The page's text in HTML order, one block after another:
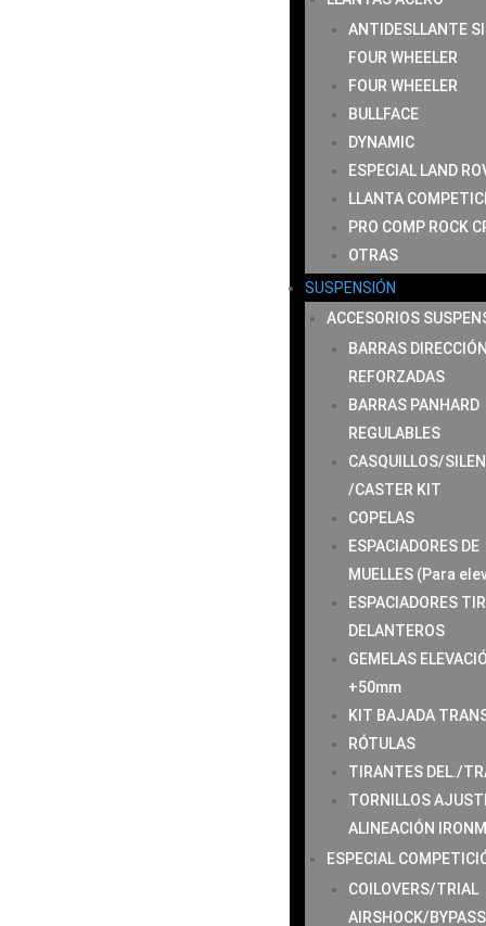
ANTIDESLLANTE
FOUR WHEELER
FOUR WHEELER
BULLFACE
DYNAMIC
ESPECIAL LAND
LLANTA
PRO COMP ROCK
OTRAS
SUSPENSIÓN
ACCESORIOS
BARRAS DIRECCIÓN
REFORZADAS
BARRAS PANHARD
REGULABLES
CASQUILLOS/
/CASTER KIT
COPELAS
ESPACIADORES DE
MUELLES (Para
ESPACIADORES
DELANTEROS
GEMELAS
+50mm
KIT BAJADA
RÓTULAS
TIRANTES DEL./
TORNILLOS
ALINEACIÓN
ESPECIAL
COILOVERS/TRIAL
AIRSHOCK/